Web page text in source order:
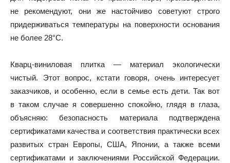
не рекомендуют, они же настойчиво советуют строго
придерживаться температуры на поверхности основания
не более 28°С.
Кварц-виниловая плитка — материал экологически
чистый. Этот вопрос, кстати говоря, очень интересует
заказчиков, и особенно, если в семье есть дети. Так вот
в таком случае я совершенно спокойно, глядя в глаза,
объясняю: безопасность материала подтверждена
сертификатами качества и соответствия практически всех
развитых стран Европы, США, Японии, а также всеми
сертификатами и заключениями Российской Федерации.